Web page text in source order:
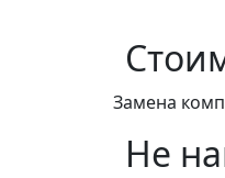
Замена
Не